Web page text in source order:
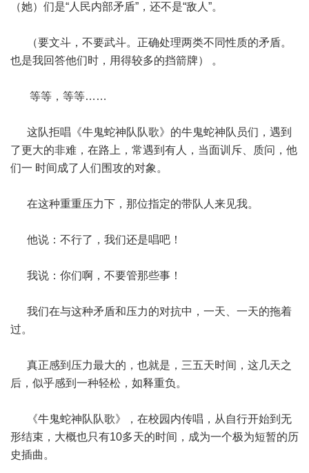
（她）们是“人民内部矛盾”，还不是“敌人”。
（要文斗，不要武斗。正确处理两类不同性质的矛盾。
也是我回答他们时，用得较多的挡箭牌） 。
等等，等等……
这队拒唱《牛鬼蛇神队队歌》的牛鬼蛇神队员们，遇到
了更大的非难，在路上，常遇到有人，当面训斥、质问，他
们一 时间成了人们围攻的对象。
在这种重重压力下，那位指定的带队人来见我。
他说：不行了，我们还是唱吧！
我说：你们啊，不要管那些事！
我们在与这种矛盾和压力的对抗中，一天、一天的拖着
过。
真正感到压力最大的，也就是，三五天时间，这几天之
后，似乎感到一种轻松，如释重负。
《牛鬼蛇神队队歌》，在校园内传唱，从自行开始到无
形结束，大概也只有10多天的时间，成为一个极为短暂的历
史插曲。